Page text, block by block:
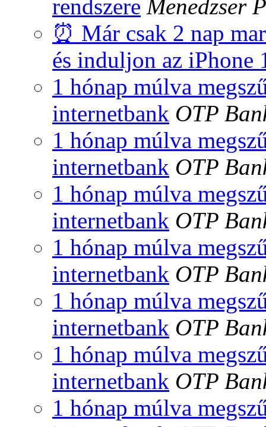
rendszere Menedzser
⏰ Már csak 2 nap
és induljon az iPhone
1 hónap múlva
internetbank OTP
1 hónap múlva
internetbank OTP
1 hónap múlva
internetbank OTP
1 hónap múlva
internetbank OTP
1 hónap múlva
internetbank OTP
1 hónap múlva
internetbank OTP
1 hónap múlva